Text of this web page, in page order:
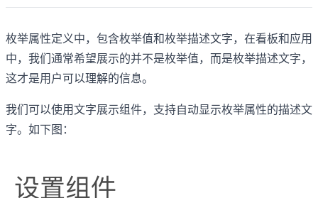
枚举属性定义中，包含枚举值和枚举描述文字，在看板和应用
中，我们通常希望展示的并不是枚举值，而是枚举描述文字，
这才是用户可以理解的信息。
我们可以使用文字展示组件，支持自动显示枚举属性的描述文
字。如下图：